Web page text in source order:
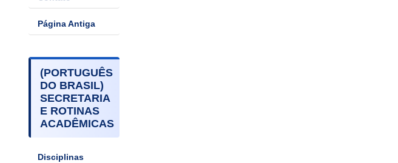
Página Antiga
(PORTUGUÊS
DO BRASIL)
SECRETARIA
E ROTINAS
ACADÊMICAS
Disciplinas